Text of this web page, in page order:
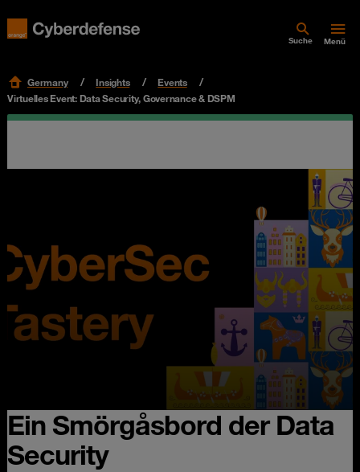
Suche Menü
Germany Insights
Events
Virtuelles Event: Data Security, Governance & DSPM
Ein Smörgåsbord der Data
Security